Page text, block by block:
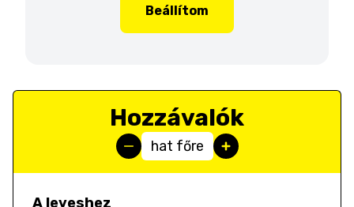
Beállítom
Hozzávalók
hat főre
A leveshez